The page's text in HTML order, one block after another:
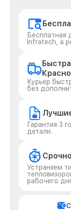
Бесплатная
Infratech, а
Курьер
без
Гарантия 3
детали.
Устраняем
рабочего